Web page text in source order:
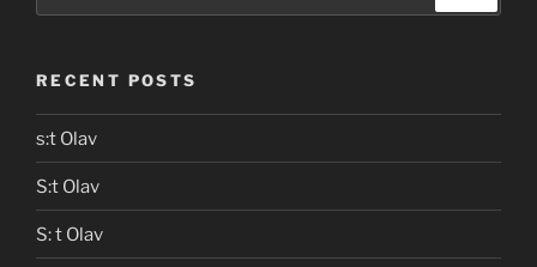
RECENT POSTS
s:t Olav
S:t Olav
S: t Olav